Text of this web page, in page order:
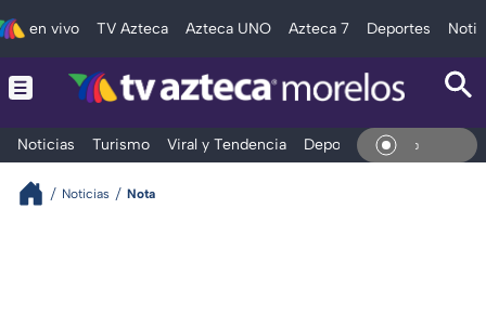
en vivo TV Azteca Azteca UNO Azteca 7 Deportes
Noticias Turismo Viral y Tendencia Deportes Espectáculos
En
Noticias Nota